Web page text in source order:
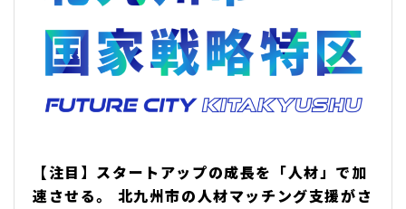
【注目】スタートアップの成長を「人材」で加
速させる。 北九州市の人材マッチング支援がさ